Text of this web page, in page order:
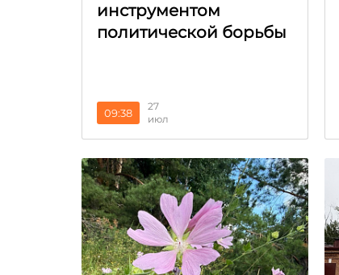
инструментом
политической борьбы
09:38
27
июл